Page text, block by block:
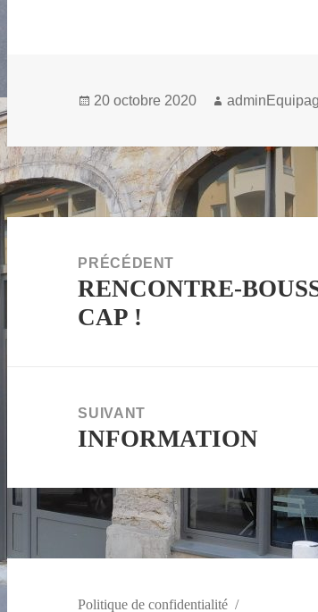
20 octobre 2020
PRÉCÉDENT
RENCONTRE-
CAP !
SUIVANT
INFORMATION
Politique de confidentialité